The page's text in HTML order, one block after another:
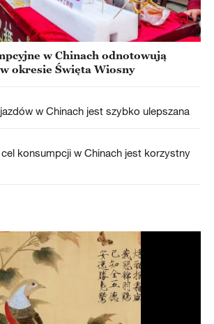
w Chinach odnotowują
okresie Święta Wiosny
w Chinach jest szybko ulepszana
konsumpcji w Chinach jest korzystny